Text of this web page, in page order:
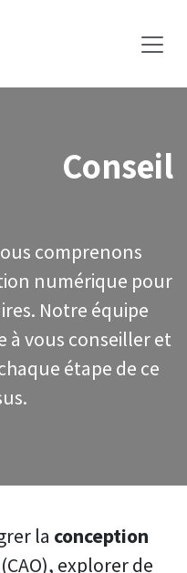
Conseil
comprenons
numérique pour
Notre équipe
à vous conseiller et
étape de ce
la conception
explorer de